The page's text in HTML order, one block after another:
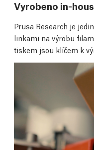
Vyrobeno in-
Prusa Research je
linkami na výrobu
tiskem jsou klíčem k